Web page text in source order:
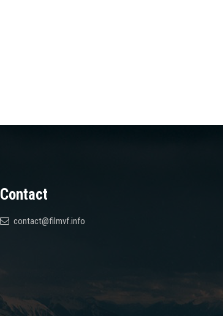
Contact
contact@filmvf.info